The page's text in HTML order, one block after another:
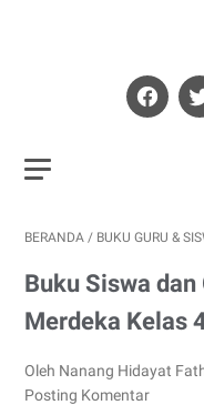
BERANDA / BUKU GURU &
Buku Siswa
Merdeka Kelas
Oleh Nanang Hidayat
Posting Komentar